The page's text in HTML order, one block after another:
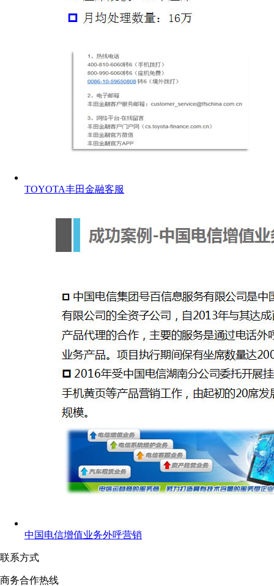
TOYOTA丰田金融客服
中国电信增值业务外呼营销
联系方式
商务合作热线